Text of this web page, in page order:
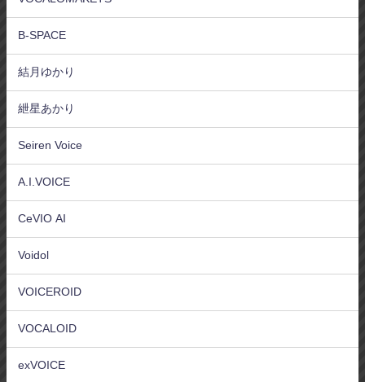
B-SPACE
結月ゆかり
紲星あかり
Seiren Voice
A.I.VOICE
CeVIO AI
Voidol
VOICEROID
VOCALOID
exVOICE